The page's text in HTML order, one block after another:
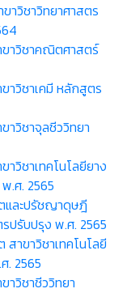
วิชาวิทยาศาสตร
าวิชาคณิตศาสตร์
วิชาเคมี หลักสูตร
วิชาจุลชีววิทยา
วิชาเทคโนโลยียาง
.ศ. 2565
ละปรัชญาดุษฎี
รับปรุง พ.ศ. 2565
าขาวิชาเทคโนโลยี
. 2565
วิชาชีววิทยา